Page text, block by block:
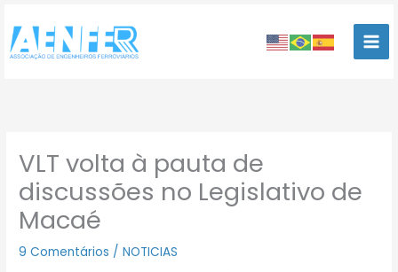
para
conteúdo
VLT volta à pauta de
discussões no Legislativo de
Macaé
9 Comentários /NOTICIAS